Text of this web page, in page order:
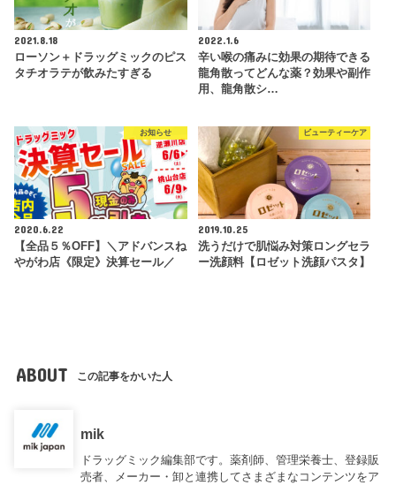
2021.8.18
ローソン＋ドラッグミックのピス
タチオラテが飲みたすぎる
2022.1.6
辛い喉の痛みに効果の期待できる
龍角散ってどんな薬？効果や副作
用、龍角散シ…
お知らせ
2020.6.22
【全品５％OFF】＼アドバンスね
やがわ店《限定》決算セール／
ビューティーケア
2019.10.25
洗うだけで肌悩み対策ロングセラ
ー洗顔料【ロゼット洗顔パスタ】
ABOUT この記事をかいた人
mik
ドラッグミック編集部です。薬剤師、管理栄養士、登録販
売者、メーカー・卸と連携してさまざまなコンテンツをア